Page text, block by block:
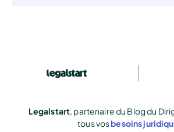
Legalstart, partenaire du Blog du
tous vosbesoins